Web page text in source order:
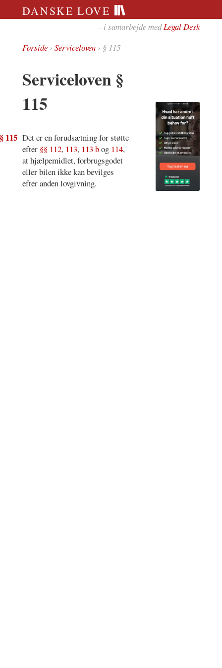
DANSKE LOVE
– i samarbejde medLegal Desk
Forside› Serviceloven› § 115
Serviceloven §
115
115 Det er en forudsætning for støtte
efter §§ 112, 113, 113 bog 114,
at hjælpemidlet, forbrugsgodet
eller bilen ikke kan bevilges
efter anden lovgivning.